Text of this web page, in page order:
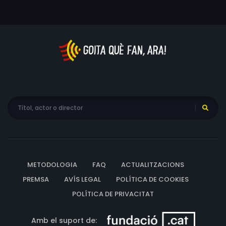
METODOLOGIA FAQ
ACTUALITZACIONS
PREMSA
AVÍS LEGAL
POLÍTICA DE COOKIES
POLÍTICA DE PRIVACITAT
Amb el suport de: